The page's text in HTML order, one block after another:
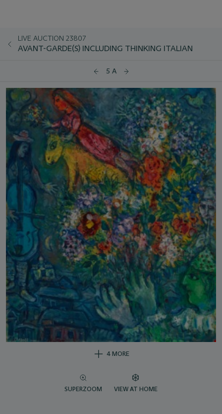
LIVE AUCTION 23807
AVANT-GARDE(S) INCLUDING THINKING ITALIAN
5 A
4 MORE
SUPERZOOM VIEW AT HOME